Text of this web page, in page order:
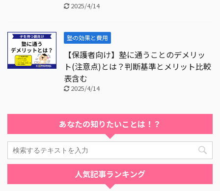
2025/4/14
塾の効果と費用
【保護者向け】塾に通うことのデメリッ
ト(注意点)とは？判断基準とメリット比較
表含む
2025/4/14
あなたの知りたいことは！？
人気記事ランキング